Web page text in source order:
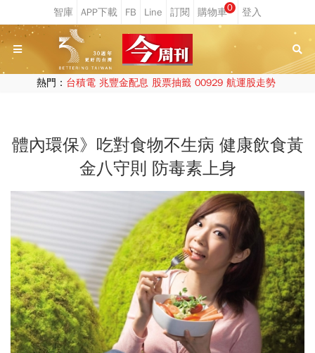
0
熱門： 台積電 兆豐金配息 股票抽籤 00929 航運股走勢
體內環保》吃對食物不生病 健康飲食黃
金八守則 防毒素上身